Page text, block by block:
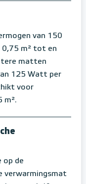
van 150
0,75 m² tot en
matten
125 Watt per
voor
m².
op de
verwarmingsmat